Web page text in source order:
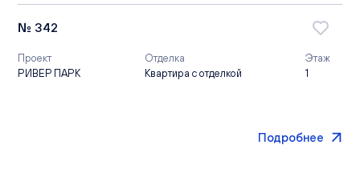
№ 342
Проект
РИВЕР ПАРК
Отделка
Квартира с отделкой
Этаж
1
Подробнее